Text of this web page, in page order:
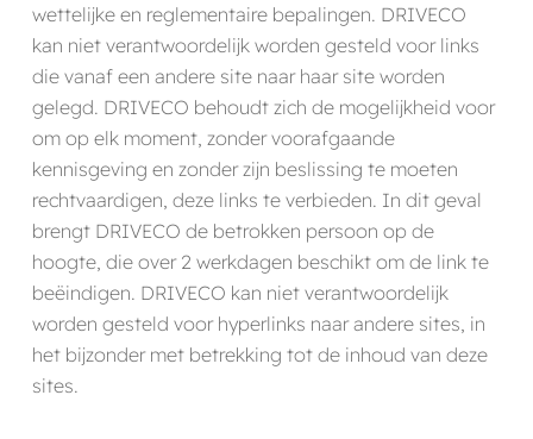
wettelijke en reglementaire bepalingen. DRIVECO
kan niet verantwoordelijk worden gesteld voor links
die vanaf een andere site naar haar site worden
gelegd. DRIVECO behoudt zich de mogelijkheid voor
om op elk moment, zonder voorafgaande
kennisgeving en zonder zijn beslissing te moeten
rechtvaardigen, deze links te verbieden. In dit geval
brengt DRIVECO de betrokken persoon op de
hoogte, die over 2 werkdagen beschikt om de link te
beëindigen. DRIVECO kan niet verantwoordelijk
worden gesteld voor hyperlinks naar andere sites, in
het bijzonder met betrekking tot de inhoud van deze
sites.